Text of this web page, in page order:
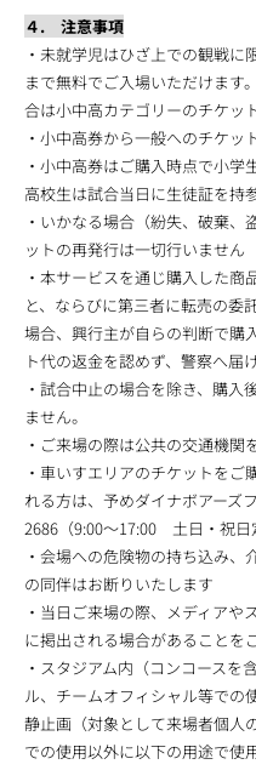
４. 注意事項
・未就学児はひざ上での観戦
まで無料でご入場いただけます
合は小中高カテゴリーのチケッ
・小中高券から一般へのチケッ
・小中高券はご購入時点で小学
高校生は試合当日に生徒証を持
・いかなる場合（紛失、破棄
ットの再発行は一切行いません
・本サービスを通じ購入した商
と、ならびに第三者に転売の委
場合、興行主が自らの判断で購
ト代の返金を認めず、警察へ届
・試合中止の場合を除き、購入
ません。
・ご来場の際は公共の交通機関
・車いすエリアのチケットをご
れる方は、予めダイナボアーズ
2686（9:00〜17:00 土日・祝日
・会場への危険物の持ち込み
の同伴はお断りいたします
・当日ご来場の際、メディア
に掲出される場合があることを
・スタジアム内（コンコースを
ル、チームオフィシャル等での
静止画（対象として来場者個人
での使用以外に以下の用途で使